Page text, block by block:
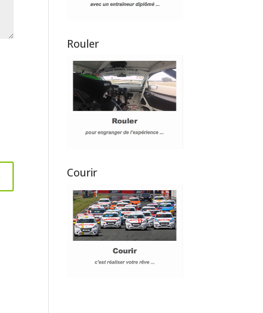
Rouler
Courir